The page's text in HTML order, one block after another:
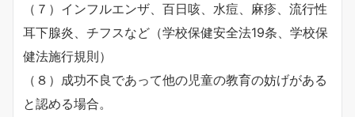
（７）インフルエンザ、百日咳、水痘、麻疹、流行性
耳下腺炎、チフスなど（学校保健安全法19条、学校保
健法施行規則）
（８）成功不良であって他の児童の教育の妨げがある
と認める場合。